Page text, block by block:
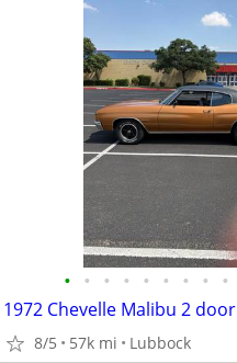
• • • • • • • • •
1972 Chevelle Malibu 2 door
8/5 57k mi Lubbock